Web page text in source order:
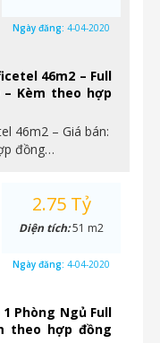
46m2 – Full
Kèm theo hợp
46m2 – Giá bán:
đồng…
Ngày đăng: 4-04-2020
1 Phòng Ngủ Full
theo hợp đồng
2.75 Tỷ
Diện tích:51 m2
Ngày đăng: 4-04-2020